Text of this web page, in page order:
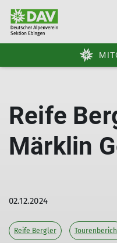
Reife
Märklin
02.12.2024
Reife Bergler